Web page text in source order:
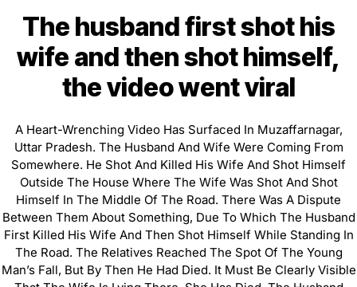
The husband first shot his
wife and then shot himself,
the video went viral
A Heart-Wrenching Video Has Surfaced In Muzaffarnagar,
Uttar Pradesh. The Husband And Wife Were Coming From
Somewhere. He Shot And Killed His Wife And Shot Himself
Outside The House Where The Wife Was Shot And Shot
Himself In The Middle Of The Road. There Was A Dispute
Between Them About Something, Due To Which The Husband
First Killed His Wife And Then Shot Himself While Standing In
The Road. The Relatives Reached The Spot Of The Young
Man’s Fall, But By Then He Had Died. It Must Be Clearly Visible